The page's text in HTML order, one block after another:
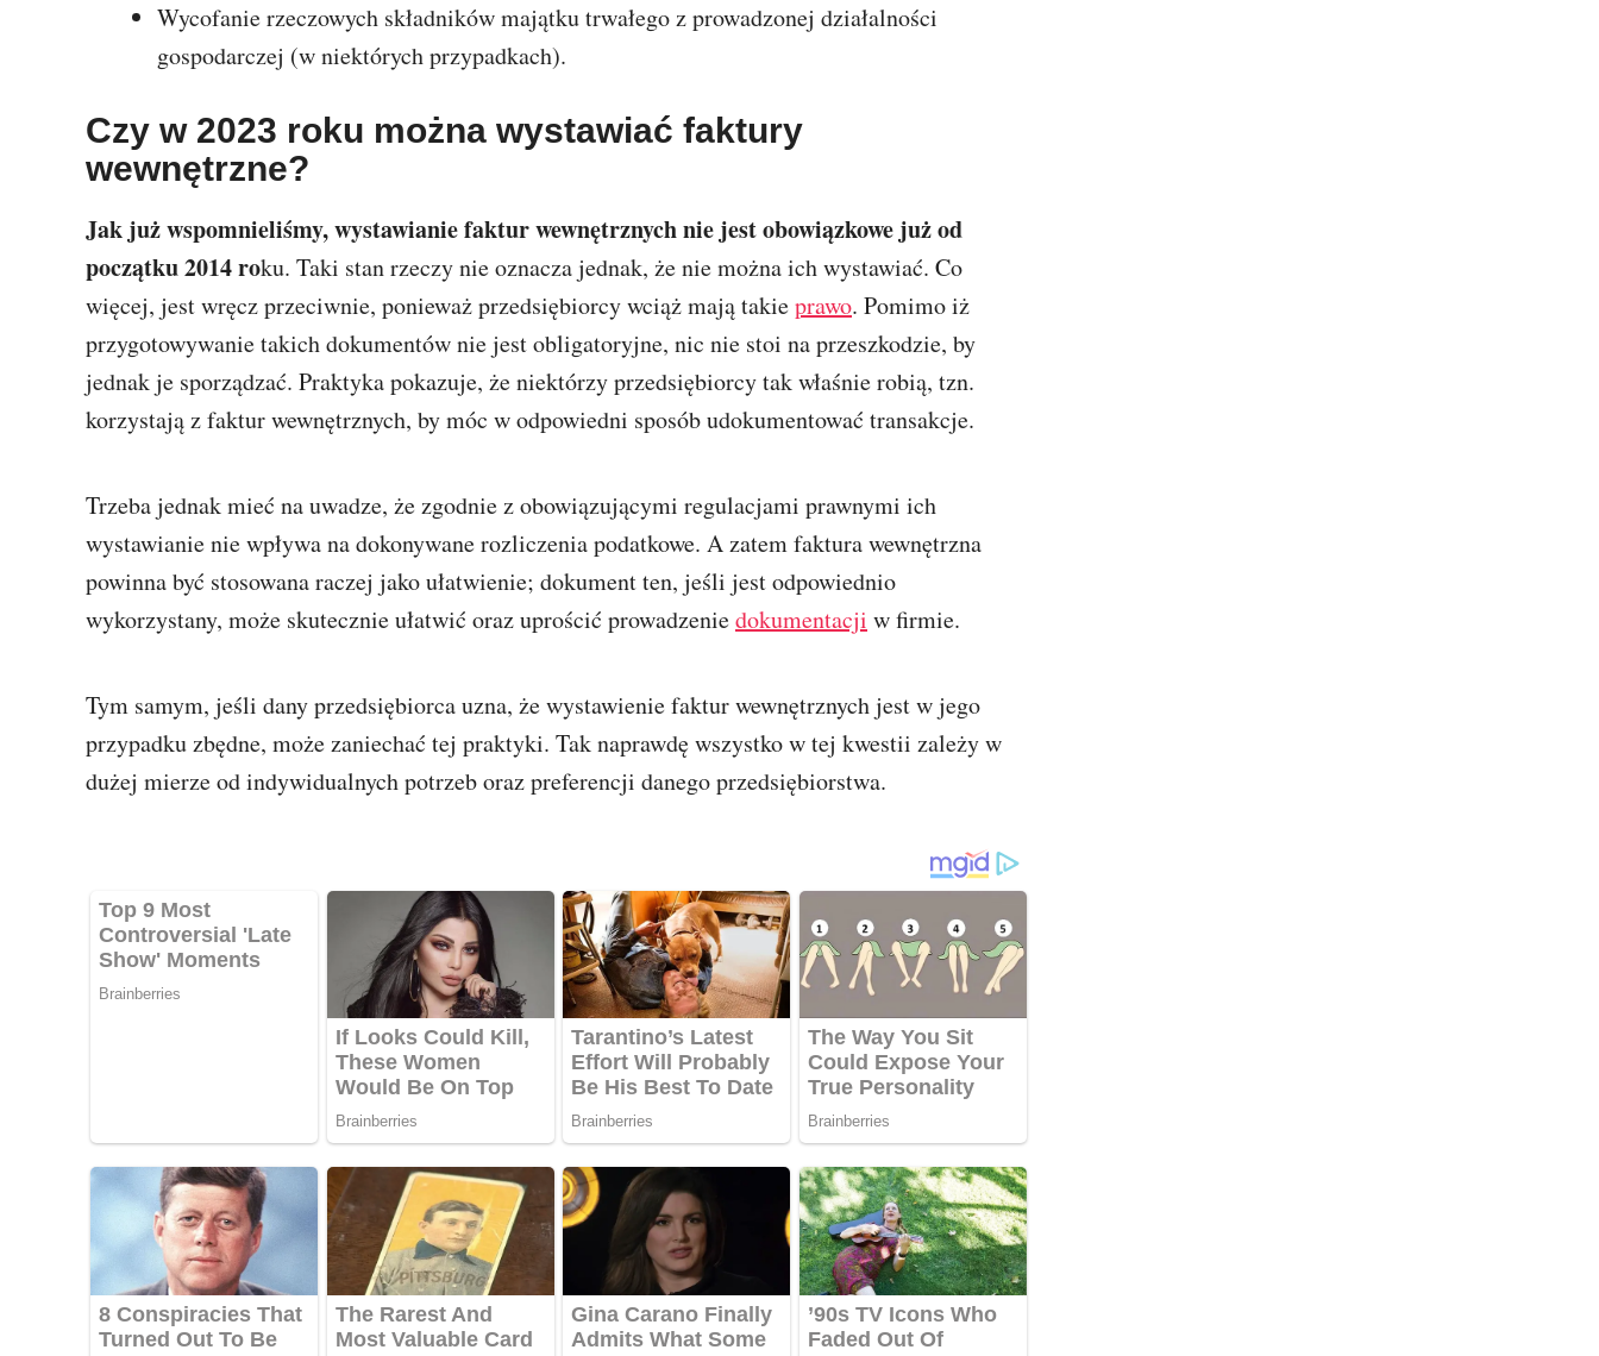
Wycofanie rzeczowych składników majątku trwałego z prowadzonej działalności
gospodarczej (w niektórych przypadkach).
Czy w 2023 roku można wystawiać faktury
wewnętrzne?
Jak już wspomnieliśmy, wystawianie faktur wewnętrznych nie jest obowiązkowe już od
początku 2014 roku. Taki stan rzeczy nie oznacza jednak, że nie można ich wystawiać. Co
więcej, jest wręcz przeciwnie, ponieważ przedsiębiorcy wciąż mają takieprawo. Pomimo iż
przygotowywanie takich dokumentów nie jest obligatoryjne, nic nie stoi na przeszkodzie, by
jednak je sporządzać. Praktyka pokazuje, że niektórzy przedsiębiorcy tak właśnie robią, tzn.
korzystają z faktur wewnętrznych, by móc w odpowiedni sposób udokumentować transakcje.
Trzeba jednak mieć na uwadze, że zgodnie z obowiązującymi regulacjami prawnymi ich
wystawianie nie wpływa na dokonywane rozliczenia podatkowe. A zatem faktura wewnętrzna
powinna być stosowana raczej jako ułatwienie; dokument ten, jeśli jest odpowiednio
wykorzystany, może skutecznie ułatwić oraz uprościć prowadzeniedokumentacji w firmie.
Tym samym, jeśli dany przedsiębiorca uzna, że wystawienie faktur wewnętrznych jest w jego
przypadku zbędne, może zaniechać tej praktyki. Tak naprawdę wszystko w tej kwestii zależy w
dużej mierze od indywidualnych potrzeb oraz preferencji danego przedsiębiorstwa.